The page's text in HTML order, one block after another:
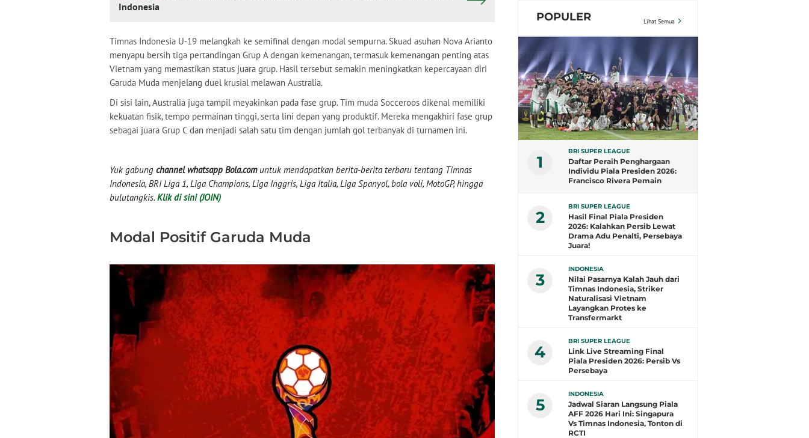
Indonesia
Timnas Indonesia U-19 melangkah ke semifinal dengan modal sempurna. Skuad asuhan Nova Arianto
menyapu bersih tiga pertandingan Grup A dengan kemenangan, termasuk kemenangan penting atas
Vietnam yang memastikan status juara grup. Hasil tersebut semakin meningkatkan kepercayaan diri
Garuda Muda menjelang duel krusial melawan Australia.
Di sisi lain, Australia juga tampil meyakinkan pada fase grup. Tim muda Socceroos dikenal memiliki
kekuatan fisik, tempo permainan tinggi, serta lini depan yang produktif. Mereka mengakhiri fase grup
sebagai juara Grup C dan menjadi salah satu tim dengan jumlah gol terbanyak di turnamen ini.
Yuk gabung channel whatsapp Bola.comuntuk mendapatkan berita-berita terbaru tentang Timnas
Indonesia, BRI Liga 1, Liga Champions, Liga Inggris, Liga Italia, Liga Spanyol, bola voli, MotoGP, hingga
bulutangkis. Klik di sini (JOIN)
Modal Positif Garuda Muda
POPULER Lihat Semua
1
BRI SUPER LEAGUE
Daftar Peraih Penghargaan
Individu Piala Presiden 2026:
Francisco Rivera Pemain
2
BRI SUPER LEAGUE
Hasil Final Piala Presiden
2026: Kalahkan Persib Lewat
Drama Adu Penalti, Persebaya
Juara!
3
INDONESIA
Nilai Pasarnya Kalah Jauh dari
Timnas Indonesia, Striker
Naturalisasi Vietnam
Layangkan Protes ke
Transfermarkt
4
BRI SUPER LEAGUE
Link Live Streaming Final
Piala Presiden 2026: Persib Vs
Persebaya
5
INDONESIA
Jadwal Siaran Langsung Piala
AFF 2026 Hari Ini: Singapura
Vs Timnas Indonesia, Tonton di
RCTI